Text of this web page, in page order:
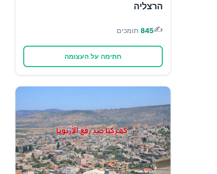
הרצליה
✍️
845 תומכים
חתימה על העצומה